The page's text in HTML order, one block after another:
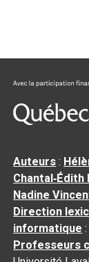
Auteurs :
Chantal‑Édith
Nadine
Direction
informatique :
Professeurs